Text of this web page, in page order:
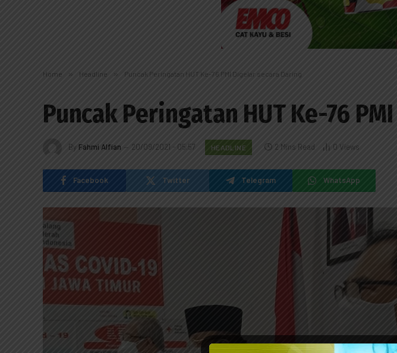
Home » Headline » Puncak Peringatan HUT Ke-76 PMI Digelar secara Daring
Puncak Peringatan HUT Ke-76
By Fahmi Alfian 20/09/2021 - 05:57 HEADLINE 2 Mins Read 0 Views
Facebook Twitter Telegram WhatsApp